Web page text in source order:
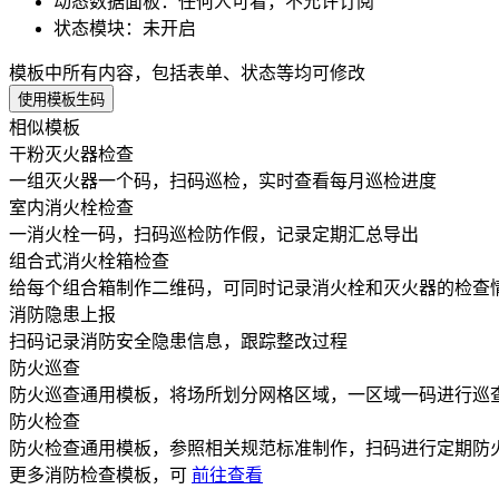
状态模块： 未开启
模板中所有内容，包括表单、状态等均可修改
使用模板生码
相似模板
干粉灭火器检查
一组灭火器一个码，扫码巡检，实时查看每月巡检进度
室内消火栓检查
一消火栓一码，扫码巡检防作假，记录定期汇总导出
组合式消火栓箱检查
给每个组合箱制作二维码，可同时记录消火栓和灭火器的检查
消防隐患上报
扫码记录消防安全隐患信息，跟踪整改过程
防火巡查
防火巡查通用模板，将场所划分网格区域，一区域一码进行巡
防火检查
防火检查通用模板，参照相关规范标准制作，扫码进行定期防
更多消防检查模板，可 前往查看